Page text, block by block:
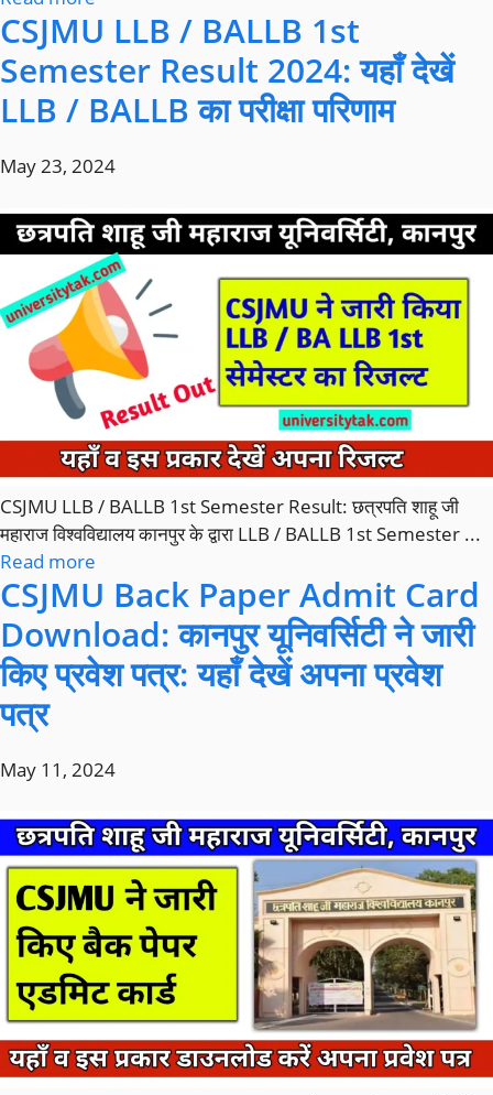
CSJMU LLB / BALLB 1st
Semester Result 2024: यहाँ देखें
LLB / BALLB का परीक्षा परिणाम
May 23, 2024
CSJMU LLB / BALLB 1st Semester Result: छत्रपति शाहू जी
महाराज विश्वविद्यालय कानपुर के द्वारा LLB / BALLB 1st Semester ...
Read more
CSJMU Back Paper Admit Card
Download: कानपुर यूनिवर्सिटी ने जारी
किए प्रवेश पत्र: यहाँ देखें अपना प्रवेश
पत्र
May 11, 2024